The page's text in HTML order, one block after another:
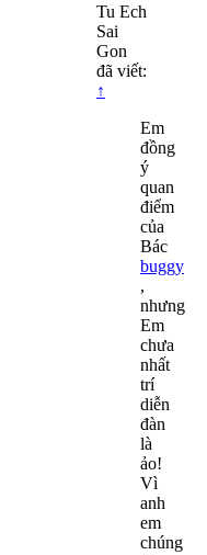
Tu Ech
Sai
Gon
đã viết:
↑
Em
đồng
ý
quan
điểm
của
Bác
buggy
,
nhưng
Em
chưa
nhất
trí
diễn
đàn
là
ảo!
Vì
anh
em
chúng